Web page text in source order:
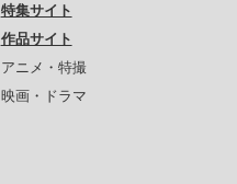
特集サイト
作品サイト
アニメ・特撮
映画・ドラマ